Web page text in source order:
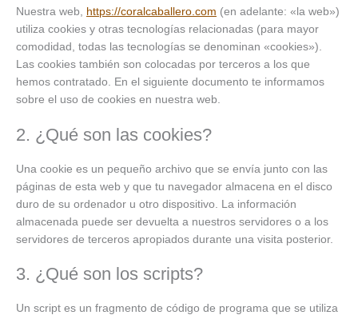
Nuestra web, https://coralcaballero.com (en adelante: «la web»)
utiliza cookies y otras tecnologías relacionadas (para mayor
comodidad, todas las tecnologías se denominan «cookies»).
Las cookies también son colocadas por terceros a los que
hemos contratado. En el siguiente documento te informamos
sobre el uso de cookies en nuestra web.
2. ¿Qué son las cookies?
Una cookie es un pequeño archivo que se envía junto con las
páginas de esta web y que tu navegador almacena en el disco
duro de su ordenador u otro dispositivo. La información
almacenada puede ser devuelta a nuestros servidores o a los
servidores de terceros apropiados durante una visita posterior.
3. ¿Qué son los scripts?
Un script es un fragmento de código de programa que se utiliza